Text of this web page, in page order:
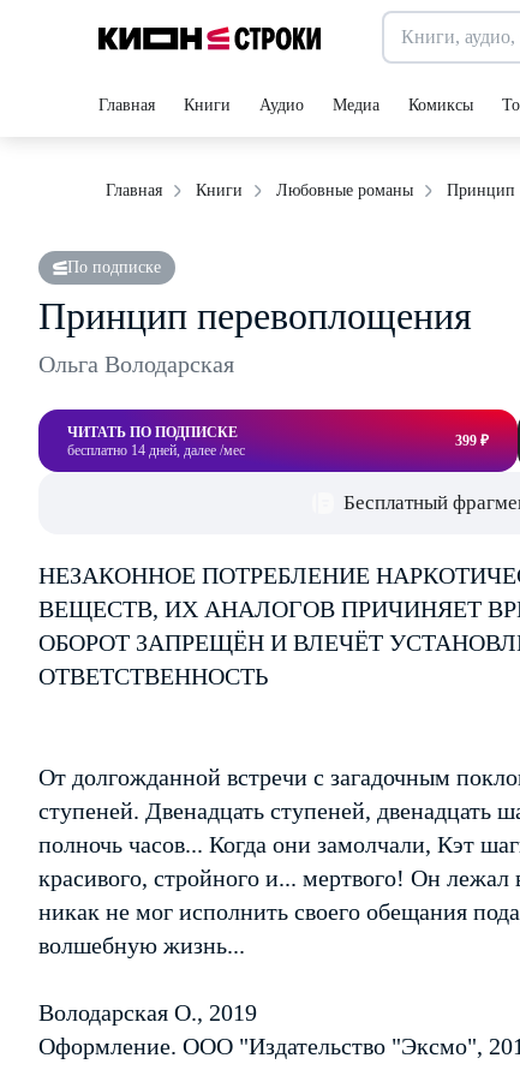
Главная Книги Аудио Медиа Комиксы
Главная Книги Любовные романы Принцип
По подписке
Принцип перевоплощения
Ольга Володарская
ЧИТАТЬ ПО ПОДПИСКЕ
бесплатно 14 дней, далее /мес
399 ₽
Бесплатный
НЕЗАКОННОЕ ПОТРЕБЛЕНИЕ
ВЕЩЕСТВ, ИХ АНАЛОГОВ ПРИЧИНЯЕТ
ОБОРОТ ЗАПРЕЩЁН И ВЛЕЧЁТ
ОТВЕТСТВЕННОСТЬ
От долгожданной встречи с загадочным
ступеней. Двенадцать ступеней, двенадцать
полночь часов... Когда они замолчали, Кэт
красивого, стройного и... мертвого! Он
никак не мог исполнить своего обещания
волшебную жизнь...
Володарская О., 2019
Оформление. ООО "Издательство "Эксмо",